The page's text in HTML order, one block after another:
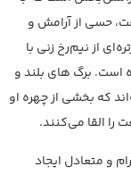
حسی از آرامش و
از نیم‌رخ زنی با
برگ های بلند و
که بخشی از چهره او
را القا می‌کنند.
و متعادل ایجاد